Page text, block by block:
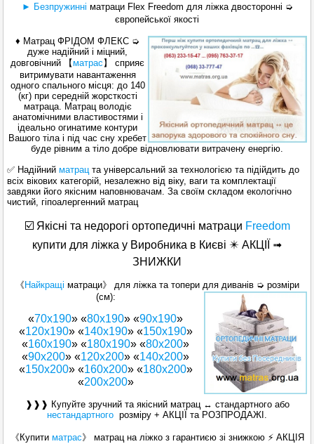
► Безпружинні матрациFlex Freedom для ліжка двосторонні ➭
європейської якості
♦ Матрац ФРІДОМ ФЛЕКС ➭
дуже надійний і міцний,
довговічний
【матрас 】
сприяє
витримувати навантаження
одного спального місця: до 140
(кг) при середній жорсткості
матраца. Матрац володіє
анатомічними властивостями і
ідеально огинатиме контури
Вашого тіла і під час сну хребет
буде рівним а тіло добре відновлювати витрачену енергію.
✅ Надійнийматрацта універсальний за технологією та підійдить до
всіх вікових категорій, незалежно від віку, ваги та комплектації
завдяки його якісним наповнювачам. За своїм складом екологічно
чистий, гіпоалергенний матрац
☑️ Якісні та недорогі ортопедичні матраци Freedom
купити для ліжка у Виробника в Києві ✴️ АКЦІЇ ➟
ЗНИЖКИ
《 Найкращі матраци》 для ліжка та топери для диванів ➭ розміри
(см):
«70х190» «80х190» «90х190»
«120x190» «140х190» «150x190»
«160x190» «180x190» «80x200»
«90x200» «120x200» «140x200»
«150x200» «160х200» «180х200»
«200x200»
❱❱❱ Купуйте зручний та якісний матрац ↔ стандартного або
нестандартного розміру + АКЦІЇ та РОЗПРОДАЖІ.
《Купити матрас》 матрац на ліжко з гарантиєю зі знижкою ⚡ АКЦІЯ